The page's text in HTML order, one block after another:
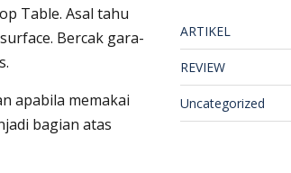
Table. Asal tahu
Bercak gara-
apabila memakai
bagian atas
ARTIKEL
REVIEW
Uncategorized